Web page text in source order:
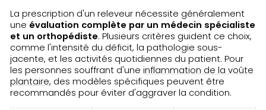
La prescription d'un releveur nécessite généralement
une évaluation complète par un médecin spécialiste
et un orthopédiste. Plusieurs critères guident ce choix,
comme l'intensité du déficit, la pathologie sous-
jacente, et les activités quotidiennes du patient. Pour
les personnes souffrant d'une inflammation de la voûte
plantaire, des modèles spécifiques peuvent être
recommandés pour éviter d'aggraver la condition.